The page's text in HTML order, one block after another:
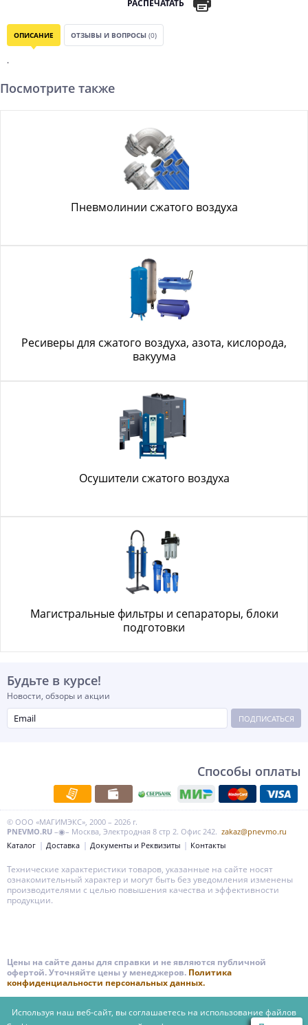
РАСПЕЧАТАТЬ
ОПИСАНИЕ ОТЗЫВЫ И ВОПРОСЫ (0)
.
Посмотрите также
Пневмолинии сжатого воздуха
Ресиверы для сжатого воздуха, азота, кислорода,
вакуума
Осушители сжатого воздуха
Магистральные фильтры и сепараторы, блоки
подготовки
Будьте в курсе!
Новости, обзоры и акции
ПОДПИСАТЬСЯ
Способы оплаты
© ООО «МАГИМЭКС», 2000 – 2026 г.
PNEVMO.RU –◉– Москва, Электродная 8 стр 2. Офис 242. zakaz@pnevmo.ru
Каталог
Доставка Документы и Реквизиты Контакты
Технические характеристики товаров, указанные на сайте носят
ознакомительный характер и могут быть без уведомления изменены
производителями с целью повышения качества и эффективности
продукции.
Цены на сайте даны для справки и не являются публичной
офертой. Уточняйте цены у менеджеров. Политика
конфиденциальности персональных данных.
Используя наш веб-сайт, вы соглашаетесь на использование файлов